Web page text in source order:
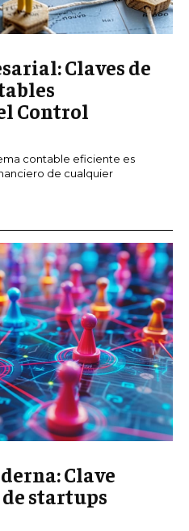
Claves de
Control
contable eficiente es
de cualquier
Clave
startups